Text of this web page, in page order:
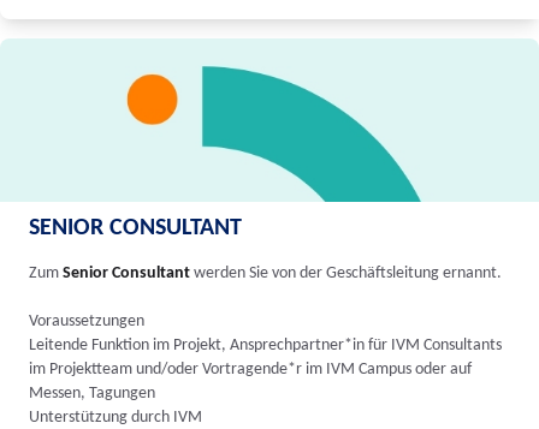
SENIOR CONSULTANT
Zum Senior Consultant werden Sie von der Geschäftsleitung ernannt.
Voraussetzungen
Leitende Funktion im Projekt, Ansprechpartner*in für IVM Consultants
im Projektteam und/oder Vortragende*r im IVM Campus oder auf
Messen, Tagungen
Unterstützung durch IVM